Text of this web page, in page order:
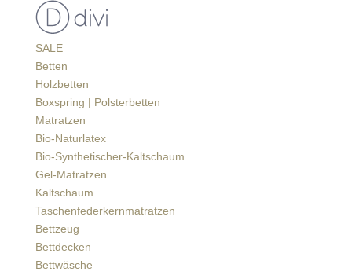
SALE
Betten
Holzbetten
Boxspring | Polsterbetten
Matratzen
Bio-Naturlatex
Bio-Synthetischer-Kaltschaum
Gel-Matratzen
Kaltschaum
Taschenfederkernmatratzen
Bettzeug
Bettdecken
Bettwäsche